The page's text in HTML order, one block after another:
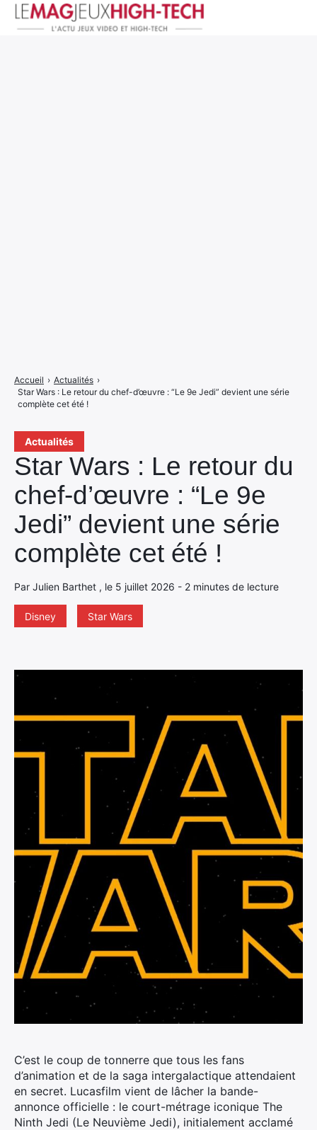
Actualités
Star Wars : Le retour du
chef-d’œuvre : “Le 9e
Jedi” devient une série
complète cet été !
Par Julien Barthet , le 5 juillet 2026 - 2 minutes de lecture
Disney Star Wars
Accueil › Actualités ›
Star Wars : Le retour du chef-d’œuvre : “Le 9e Jedi” devient une série
complète cet été !
C’est le coup de tonnerre que tous les fans
d’animation et de la saga intergalactique attendaient
en secret. Lucasfilm vient de lâcher la bande-
annonce officielle : le court-métrage iconique The
Ninth Jedi (Le Neuvième Jedi), initialement acclamé